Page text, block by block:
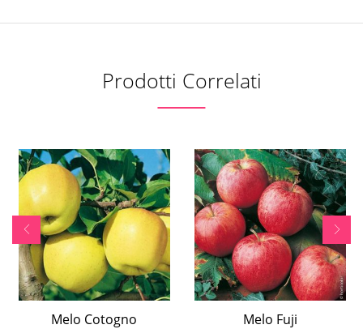
Prodotti Correlati
Melo Cotogno Melo Fuji